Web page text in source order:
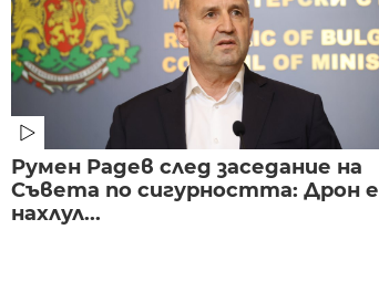
Румен Радев след заседание на
Съвета по сигурността: Дрон е
нахлул...